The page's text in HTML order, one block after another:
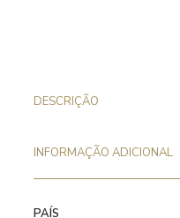
DESCRIÇÃO
INFORMAÇÃO ADICIONAL
PAÍS